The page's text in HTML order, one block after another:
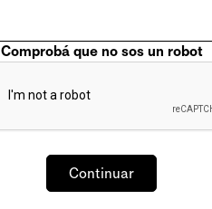
Comprobá que no sos un robot